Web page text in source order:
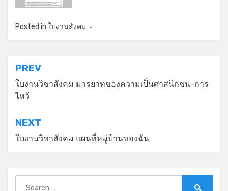
Posted in ใบงานสังคม
แนะแนว
เรื่อง
PREV
ใบงานวิชาสังคม มารยาทของความเป็นศาสนิกชน-การ
ไหว้
NEXT
ใบงานวิชาสังคม แผนที่หมู่บ้านของฉัน